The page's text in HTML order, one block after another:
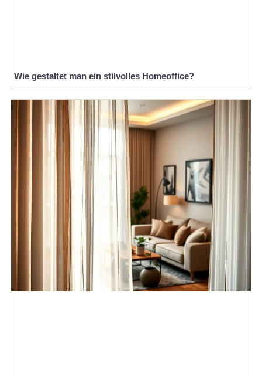
Wie gestaltet man ein stilvolles Homeoffice?